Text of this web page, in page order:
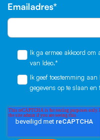
Emailadres*
Ik ga ermee akkoord om
van Ideo.*
Ik geef toestemming
gegevens op te slaan en